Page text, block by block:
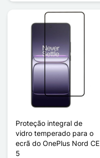
Proteção integral de
vidro temperado para o
ecrã do OnePlus Nord CE
5